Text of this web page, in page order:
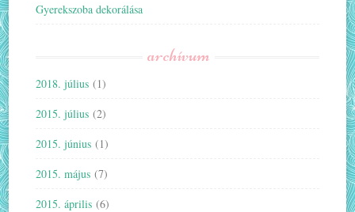
Gyerekszoba dekorálása
archívum
2018. július (1)
2015. július (2)
2015. június (1)
2015. május (7)
2015. április (6)